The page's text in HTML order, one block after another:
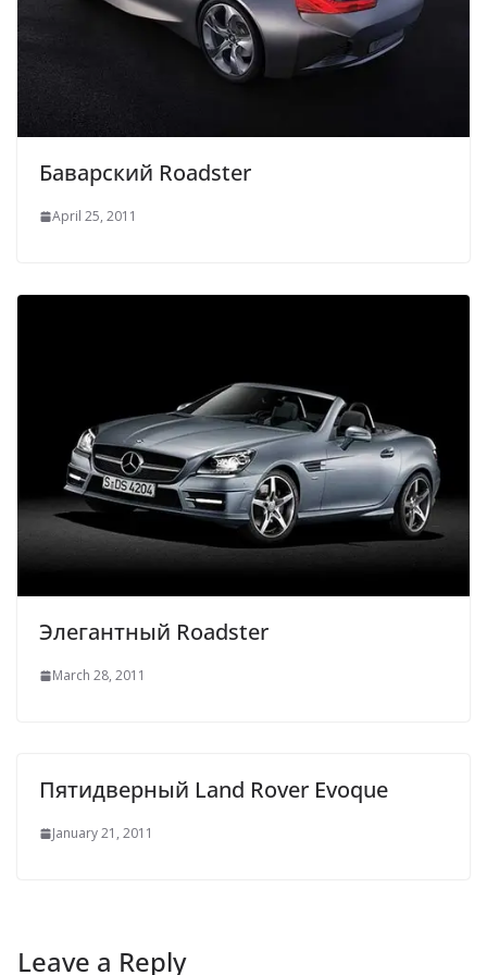
Баварский Roadster
April 25, 2011
Элегантный Roadster
March 28, 2011
Пятидверный Land Rover Evoque
January 21, 2011
Leave a Reply